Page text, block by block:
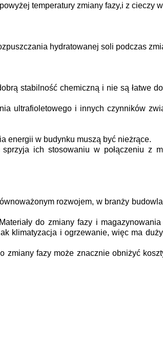
temperatury zmiany fazy,i z cieczy w
hydratowanej soli podczas
stabilność chemiczną i nie są łatwe do
ultrafioletowego i innych czynników
energii w budynku muszą być nieżrące.
ich stosowaniu w połączeniu z
rozwojem, w branży
do zmiany fazy i
klimatyzacja i ogrzewanie, więc ma duży
zmiany fazy może znacznie obniżyć